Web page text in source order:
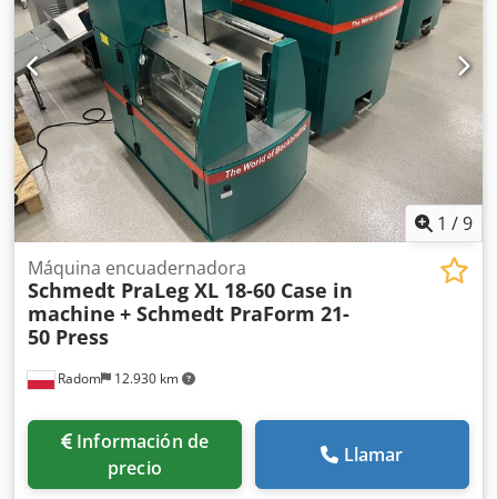
1 /9
Radom 12.930 km
Máquina encuadernadora
Schmedt PraLeg XL 18-60 Case in
machine + Schmedt PraForm 21-
50 Press
Información de
precio
Llamar